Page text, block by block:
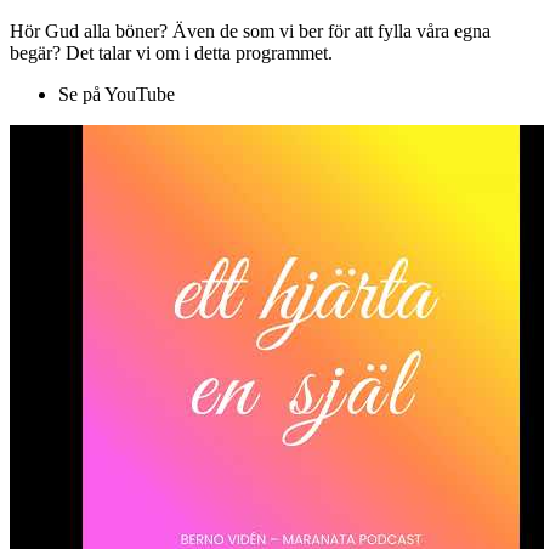
Hör Gud alla böner? Även de som vi ber för att fylla våra egna
begär? Det talar vi om i detta programmet.
Se på YouTube